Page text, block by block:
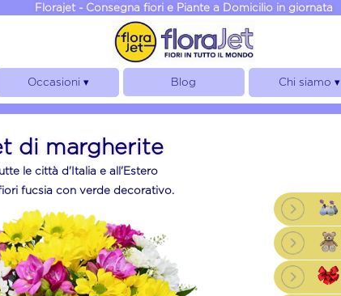
Florajet - Consegna fiori e Piante a Domicilio in giornata
Occasioni ▾
Compleanno
Matrimonio
Nascita
Blog Chi siamo ▾
Regolamento
Easy Web
di margherite
le città d'Italia e all'Estero
fucsia con verde decorativo.